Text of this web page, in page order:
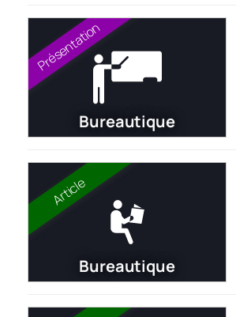
Présentation
Bureautique
Article
Bureautique